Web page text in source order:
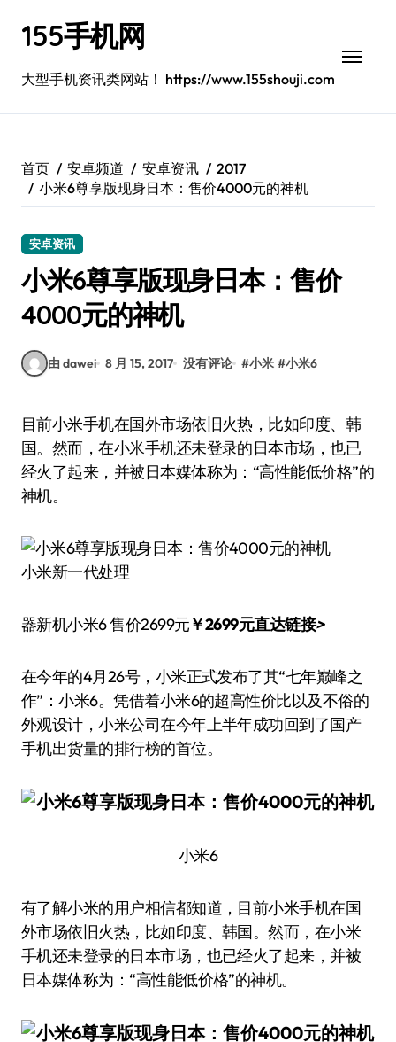
155手机网
大型手机资讯类网站！ https://www.155shouji.com
首页 安卓频道 安卓资讯
2017
小米6尊享版现身日本：售价4000元的神机
安卓资讯
小米6尊享版现身日本：售价
4000元的神机
由 dawei 8 月 15, 2017 没有评论 #小米 #小米6
目前小米手机在国外市场依旧火热，比如印度、韩
国。然而，在小米手机还未登录的日本市场，也已
经火了起来，并被日本媒体称为：“高性能低价格”的
神机。
小米新一代处理
器新机小米6 售价2699元￥2699元直达链接>
在今年的4月26号，小米正式发布了其“七年巅峰之
作”：小米6。凭借着小米6的超高性价比以及不俗的
外观设计，小米公司在今年上半年成功回到了国产
手机出货量的排行榜的首位。
小米6
有了解小米的用户相信都知道，目前小米手机在国
外市场依旧火热，比如印度、韩国。然而，在小米
手机还未登录的日本市场，也已经火了起来，并被
日本媒体称为：“高性能低价格”的神机。